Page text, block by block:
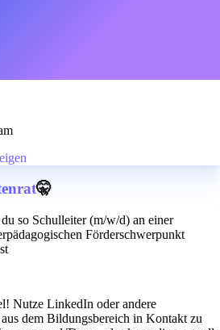
🤫
so Schulleiter (m/w/d) an einer
Förderschwerpunkt
Nutze LinkedIn oder andere
dem Bildungsbereich in Kontakt zu